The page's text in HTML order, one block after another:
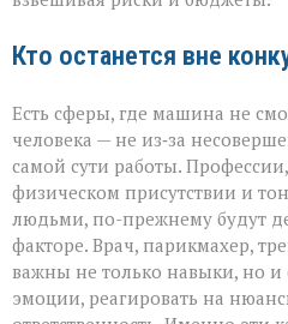
Кто останется вне
Есть сферы, где машина не
человека — не из‑за
самой сути работы.
физическом присутствии и
людьми, по-прежнему будут
факторе. Врач, парикмахер,
важны не только навыки, но и
эмоции, реагировать на